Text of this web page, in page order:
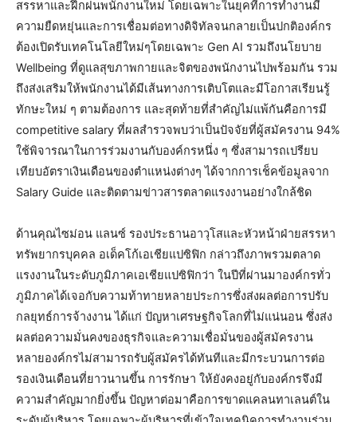
สรรหาและฝึกฝนพนักงานใหม่ โดยเฉพาะในยุคที่การทำงานมี
ความยืดหยุ่นและการเชื่อมต่อทางดิจิทัลจนกลายเป็นปกติองค์กร
ต้องเปิดรับเทคโนโลยีใหม่ๆโดยเฉพาะ Gen AI รวมถึงนโยบาย
Wellbeing ที่ดูแลสุขภาพกายและจิตของพนักงานไปพร้อมกัน รวม
ถึงส่งเสริมให้พนักงานได้มีเส้นทางการเติบโตและมีโอกาสเรียนรู้
ทักษะใหม่ ๆ ตามต้องการ และสุดท้ายที่สำคัญไม่แพ้กันคือการมี
competitive salary ที่ผลสำรวจพบว่าเป็นปัจจัยที่ผู้สมัครงาน 94%
ใช้พิจารณาในการร่วมงานกับองค์กรหนึ่ง ๆ ซึ่งสามารถเปรียบ
เทียบอัตราเงินเดือนของตำแหน่งต่างๆ ได้จากการเช็คข้อมูลจาก
Salary Guide และติดตามข่าวสารตลาดแรงงานอย่างใกล้ชิด
ด้านคุณไซม่อน แลนซ์ รองประธานอาวุโสและหัวหน้าฝ่ายสรรหา
ทรัพยากรบุคคล อเด็คโก้เอเชียแปซิฟิก กล่าวถึงภาพรวมตลาด
แรงงานในระดับภูมิภาคเอเชียแปซิฟิกว่า ในปีที่ผ่านมาองค์กรทั่ว
ภูมิภาคได้เจอกับความท้าทายหลายประการซึ่งส่งผลต่อการปรับ
กลยุทธ์การจ้างงาน ได้แก่ ปัญหาเศรษฐกิจโลกที่ไม่แน่นอน ซึ่งส่ง
ผลต่อความมั่นคงของธุรกิจและความเชื่อมั่นของผู้สมัครงาน
หลายองค์กรไม่สามารถรับผู้สมัครได้ทันทีและมีกระบวนการต่อ
รองเงินเดือนที่ยาวนานขึ้น การรักษา ให้ยังคงอยู่กับองค์กรจึงมี
ความสำคัญมากยิ่งขึ้น ปัญหาต่อมาคือการขาดแคลนทาเลนต์ใน